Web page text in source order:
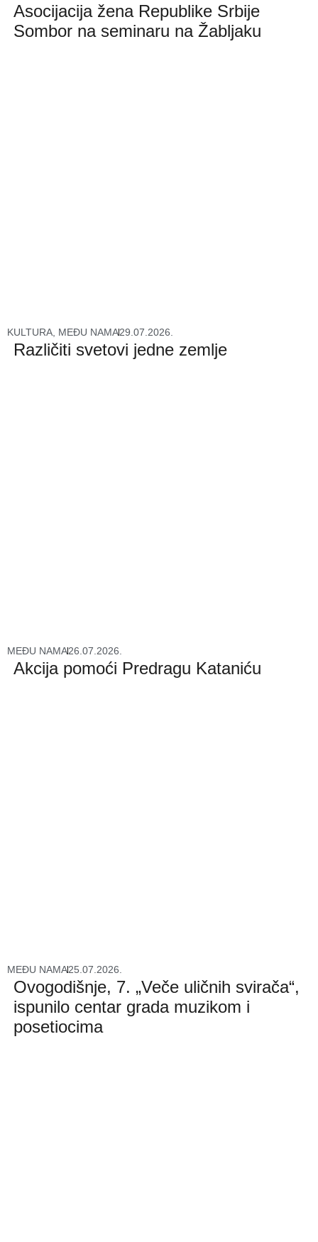
Asocijacija žena Republike Srbije
Sombor na seminaru na Žabljaku
KULTURA MEĐU NAMA29.07.2026.
Različiti svetovi jedne zemlje
MEĐU NAMA26.07.2026.
Akcija pomoći Predragu Kataniću
MEĐU NAMA25.07.2026.
Ovogodišnje, 7. „Veče uličnih svirača“,
ispunilo centar grada muzikom i
posetiocima